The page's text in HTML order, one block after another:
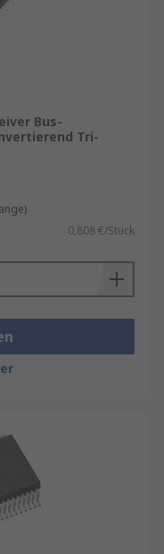
Bus-
Tri-
0,808 €/Stück